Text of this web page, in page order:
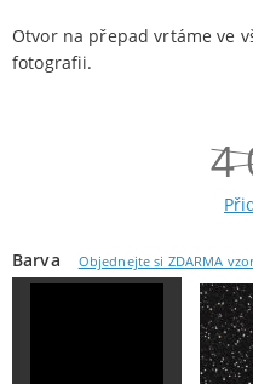
Otvor na přepad vrtáme ve
fotografii.
4
Barva Objednejte si ZDARMA